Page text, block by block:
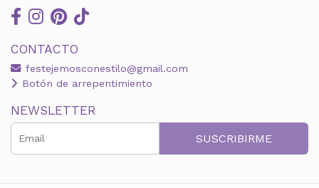
CONTACTO
festejemosconestilo@gmail.com
Botón de arrepentimiento
NEWSLETTER
SUSCRIBIRME